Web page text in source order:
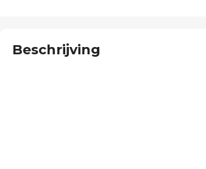
Beschrijving